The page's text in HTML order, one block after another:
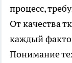
процесс,
От качества
каждый
Понимание